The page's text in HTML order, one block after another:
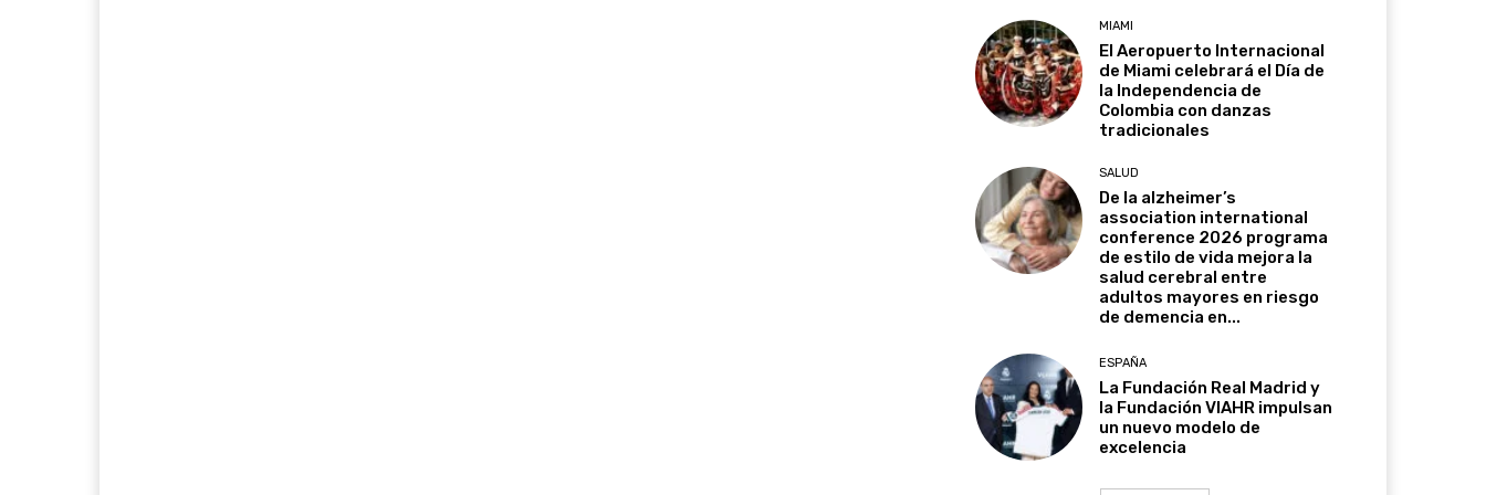
MIAMI
El Aeropuerto Internacional
de Miami celebrará el Día de
la Independencia de
Colombia con danzas
tradicionales
SALUD
De la alzheimer’s
association international
conference 2026 programa
de estilo de vida mejora la
salud cerebral entre
adultos mayores en riesgo
de demencia en...
ESPAÑA
La Fundación Real Madrid y
la Fundación VIAHR impulsan
un nuevo modelo de
excelencia